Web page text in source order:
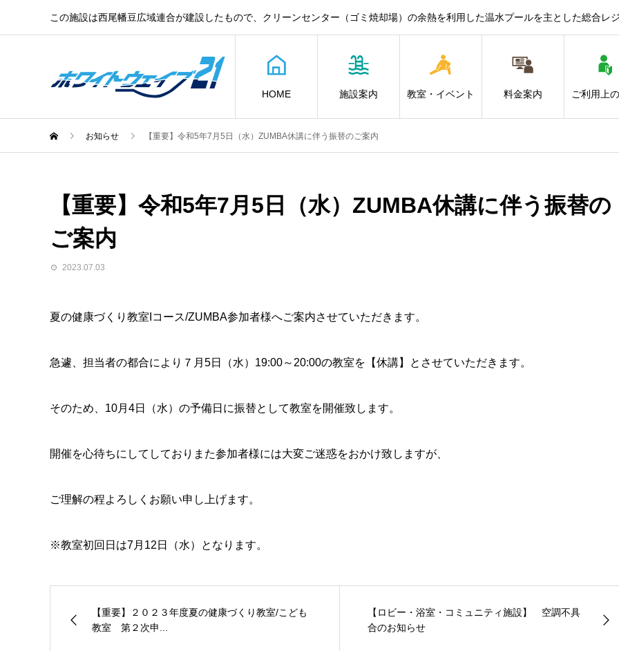
この施設は西尾幡豆広域連合が建設したもので、クリーンセンター（ゴミ焼却場）の余熱を利用した温水プールを主とした総合レ
HOME 施設案内 教室・イベント 料金案内 ご利用上
お知らせ 【重要】令和5年7月5日（水）ZUMBA休講に伴う振替のご案内
【重要】令和5年7月5日（水）ZUMBA休講に伴う振替の
ご案内
2023.07.03
夏の健康づくり教室Iコース/ZUMBA参加者様へご案内させていただきます。
急遽、担当者の都合により７月5日（水）19:00～20:00の教室を【休講】とさせていただきます。
そのため、10月4日（水）の予備日に振替として教室を開催致します。
開催を心待ちにしてしておりまた参加者様には大変ご迷惑をおかけ致しますが、
ご理解の程よろしくお願い申し上げます。
※教室初回日は7月12日（水）となります。
【重要】２０２３年度夏の健康づくり教室/こども
教室 第２次申...
【ロビー・浴室・コミュニティ施設】 空調不具
合のお知らせ